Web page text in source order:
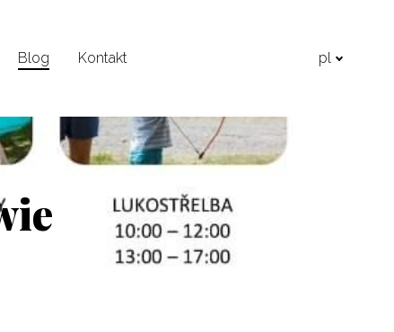
Blog Kontakt pl